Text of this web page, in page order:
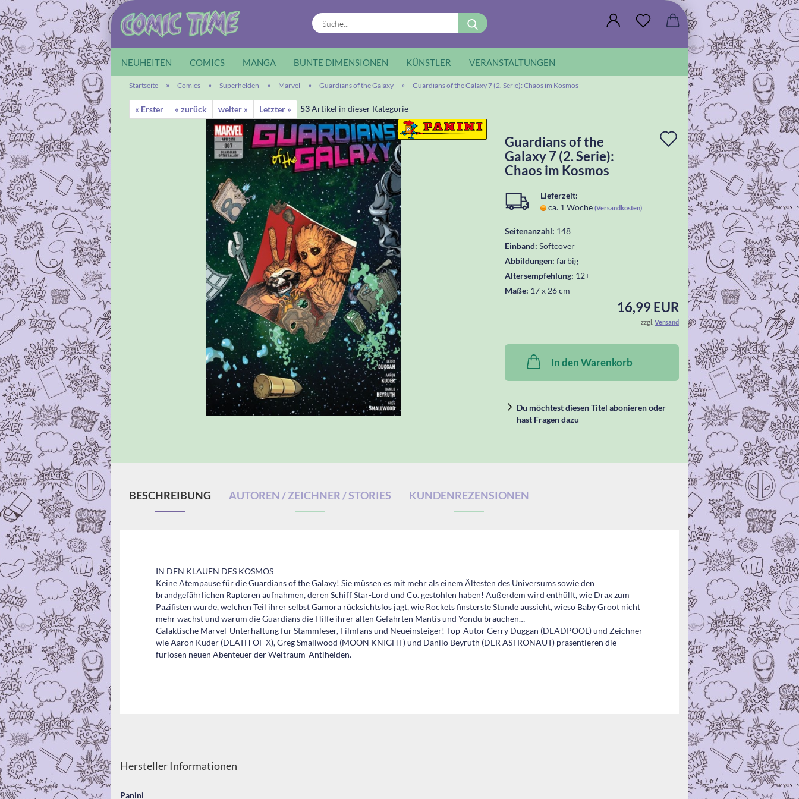
Suche...
NEUHEITEN COMICS MANGA BUNTE DIMENSIONEN KÜNSTLER VERANSTALTUNGEN
Startseite » Comics » Superhelden » Marvel » Guardians of the Galaxy » Guardians of the Galaxy 7 (2. Serie): Chaos im Kosmos
« Erster « zurück weiter » Letzter » 53Artikel in dieser Kategorie
In
die
Wunschliste
legen
Guardians of the
Galaxy 7 (2. Serie):
Chaos im Kosmos
Lieferzeit:
ca. 1 Woche (Versandkosten)
Seitenanzahl: 148
Einband: Softcover
Abbildungen: farbig
Altersempfehlung: 12+
Maße: 17 x 26 cm
16,99 EUR
zzgl. Versand
In den Warenkorb
Du möchtest diesen Titel abonieren oder
hast Fragen dazu
BESCHREIBUNG AUTOREN / ZEICHNER / STORIES KUNDENREZENSIONEN
IN DEN KLAUEN DES KOSMOS
Keine Atempause für die Guardians of the Galaxy! Sie müssen es mit mehr als einem Ältesten des Universums sowie den
brandgefährlichen Raptoren aufnahmen, deren Schiff Star-Lord und Co. gestohlen haben! Außerdem wird enthüllt, wie Drax zum
Pazifisten wurde, welchen Teil ihrer selbst Gamora rücksichtslos jagt, wie Rockets finsterste Stunde aussieht, wieso Baby Groot nicht
mehr wächst und warum die Guardians die Hilfe ihrer alten Gefährten Mantis und Yondu brauchen…
Galaktische Marvel-Unterhaltung für Stammleser, Filmfans und Neueinsteiger! Top-Autor Gerry Duggan (DEADPOOL) und Zeichner
wie Aaron Kuder (DEATH OF X), Greg Smallwood (MOON KNIGHT) und Danilo Beyruth (DER ASTRONAUT) präsentieren die
furiosen neuen Abenteuer der Weltraum-Antihelden.
Hersteller Informationen
Panini